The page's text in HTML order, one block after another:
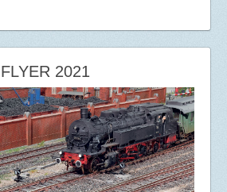
2021